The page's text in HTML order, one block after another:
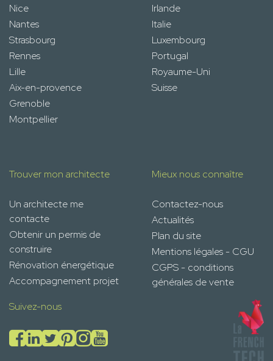
Nice
Nantes
Strasbourg
Rennes
Lille
Aix-en-provence
Grenoble
Montpellier
Irlande
Italie
Luxembourg
Portugal
Royaume-Uni
Suisse
Trouver mon architecte
Un architecte me
contacte
Obtenir un permis de
construire
Rénovation énergétique
Accompagnement projet
Mieux nous connaître
Contactez-nous
Actualités
Plan du site
Mentions légales - CGU
CGPS - conditions
générales de vente
Suivez-nous